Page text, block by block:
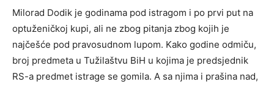
Milorad Dodik je godinama pod istragom i po prvi put na
optuženičkoj kupi, ali ne zbog pitanja zbog kojih je
najčešće pod pravosudnom lupom. Kako godine odmiču,
broj predmeta u Tužilaštvu BiH u kojima je predsjednik
RS-a predmet istrage se gomila. A sa njima i prašina nad,